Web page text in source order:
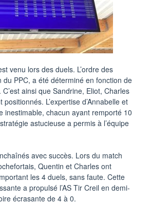
venu lors des duels. L’ordre des
du PPC, a été déterminé en fonction de
ainsi que Sandrine, Eliot, Charles
L’expertise d’Annabelle et
inestimable, chacun ayant remporté 10
astucieuse a permis à l’équipe
avec succès. Lors du match
Quentin et Charles ont
les 4 duels, sans faute. Cette
a propulsé l’AS Tir Creil en demi-
écrasante de 4 à 0.